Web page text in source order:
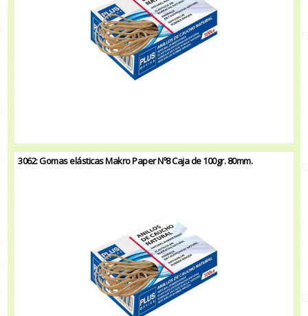
3062: Gomas elásticas Makro Paper Nº8 Caja de 100gr. 80mm.